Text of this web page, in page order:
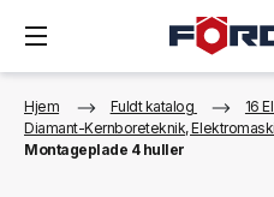
Hjem Fuldt katalog
16
Diamant-Kernboreteknik,
Montageplade 4 huller